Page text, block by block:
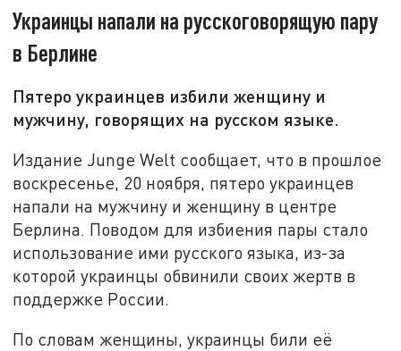
Украинцы напали на русскоговорящую пару
в Берлине
Пятеро украинцев избили женщину и
мужчину, говорящих на русском языке.
Издание Junge Welt сообщает, что в прошлое
воскресенье, 20 ноября, пятеро украинцев
напали на мужчину и женщину в центре
Берлина. Поводом для избиения пары стало
использование ими русского языка, из-за
которой украинцы обвинили своих жертв в
поддержке России.
По словам женщины, украинцы били её